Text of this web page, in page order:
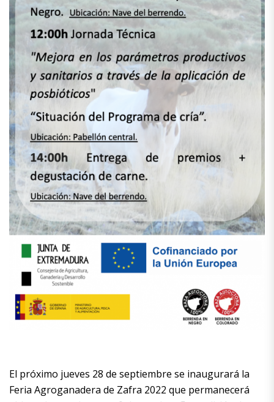
El próximo jueves 28 de septiembre se inaugurará la
Feria Agroganadera de Zafra 2022 que permanecerá